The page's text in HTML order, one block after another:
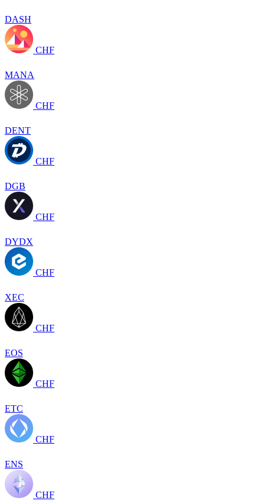
DASH
CHF
MANA
CHF
DENT
CHF
DGB
CHF
DYDX
CHF
XEC
CHF
EOS
CHF
ETC
CHF
ENS
CHF